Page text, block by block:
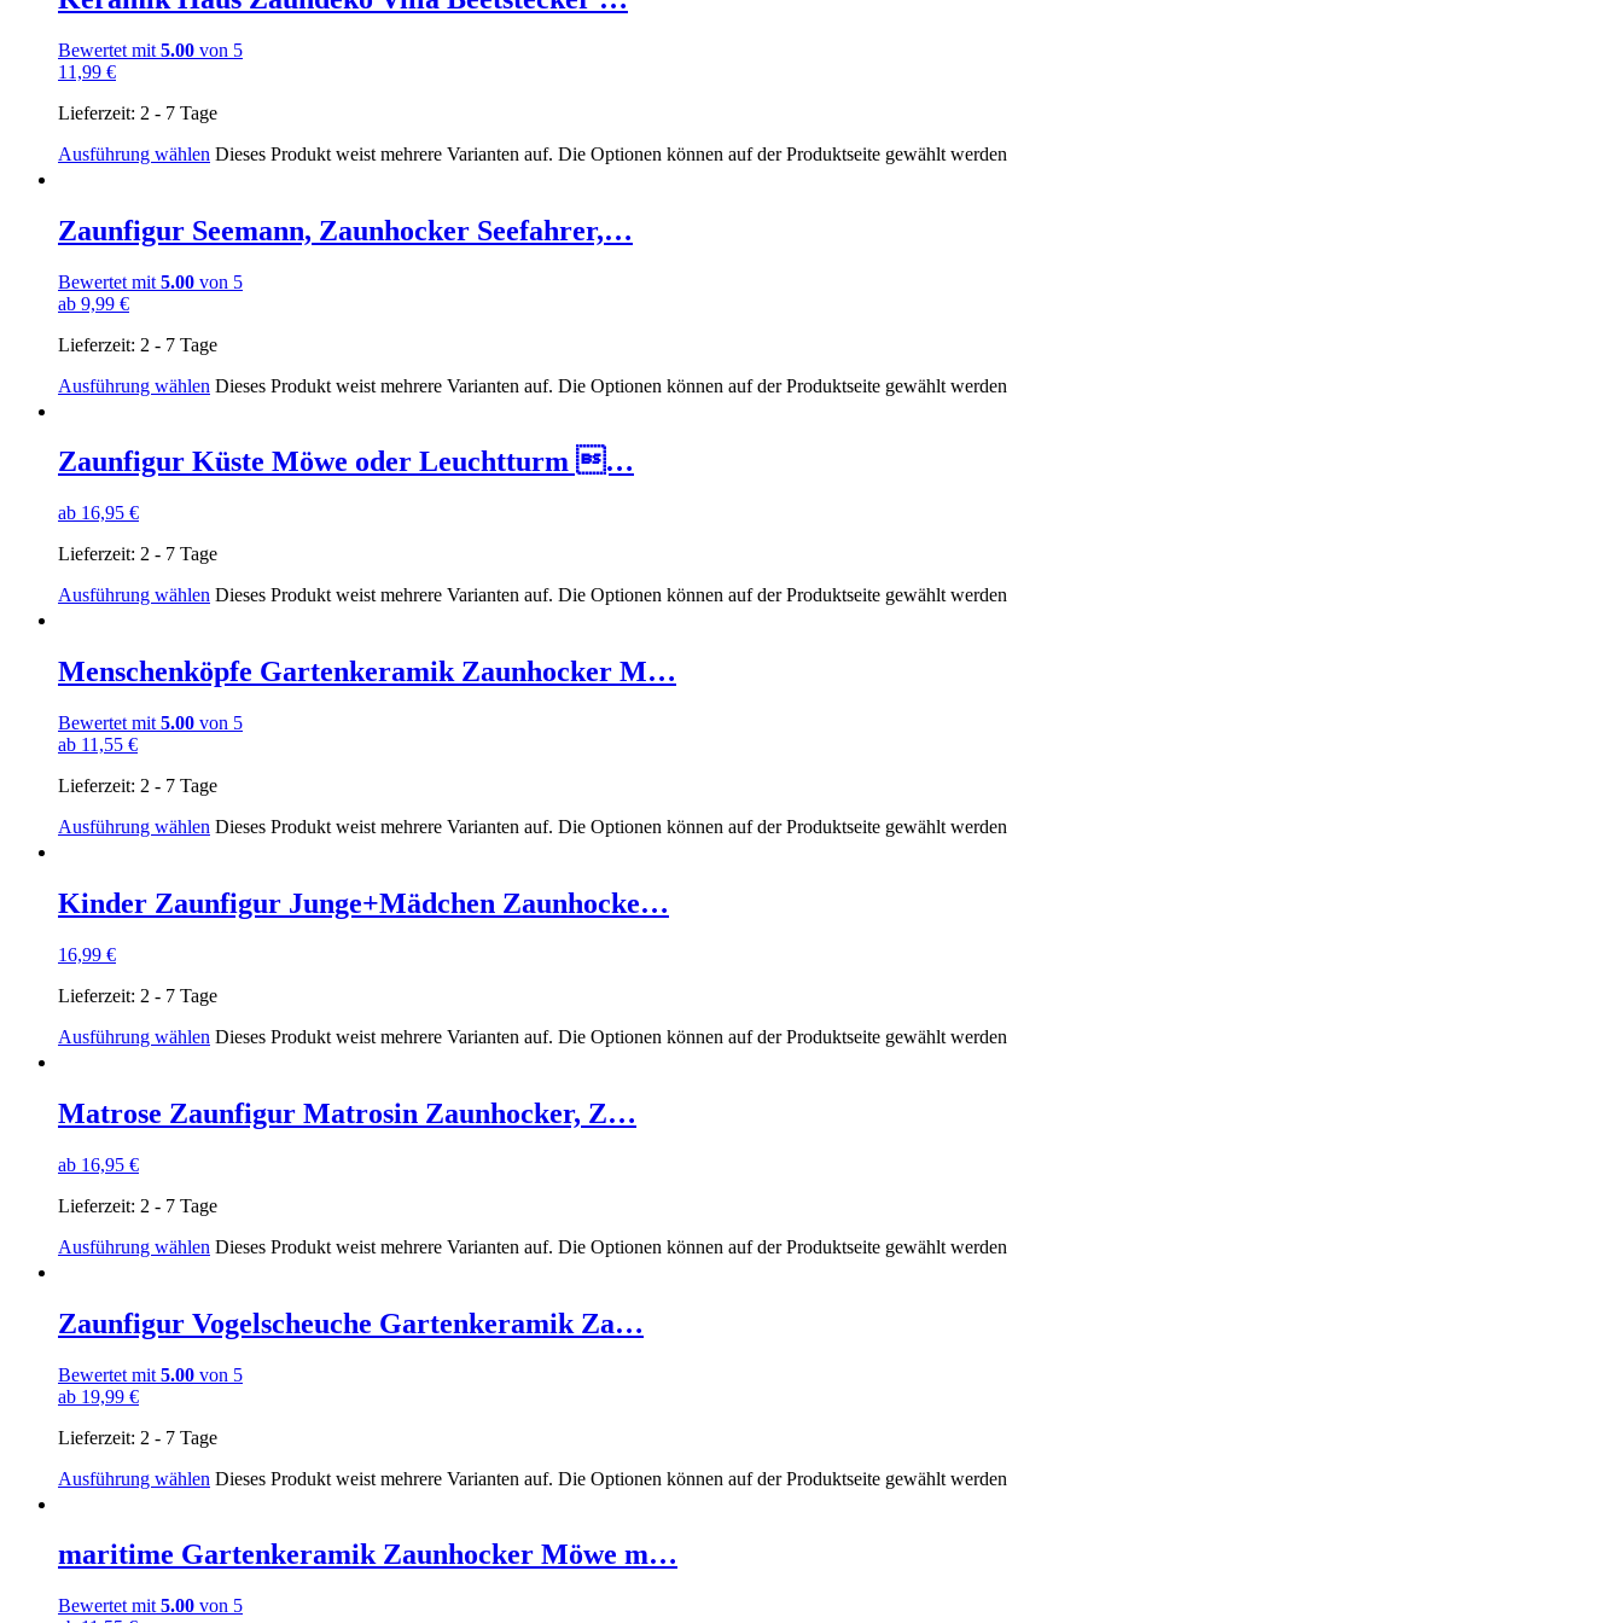
Bewertet mit 5.00 von 5
11,99 €
Lieferzeit: 2 - 7 Tage
Ausführung wählen Dieses Produkt weist mehrere Varianten auf. Die Optionen können auf der Produktseite gewählt werden
Zaunfigur Seemann, Zaunhocker Seefahrer,…
Bewertet mit 5.00 von 5
ab 9,99 €
Lieferzeit: 2 - 7 Tage
Ausführung wählen Dieses Produkt weist mehrere Varianten auf. Die Optionen können auf der Produktseite gewählt werden
Zaunfigur Küste Möwe oder Leuchtturm …
ab 16,95 €
Lieferzeit: 2 - 7 Tage
Ausführung wählen Dieses Produkt weist mehrere Varianten auf. Die Optionen können auf der Produktseite gewählt werden
Menschenköpfe Gartenkeramik Zaunhocker M…
Bewertet mit 5.00 von 5
ab 11,55 €
Lieferzeit: 2 - 7 Tage
Ausführung wählen Dieses Produkt weist mehrere Varianten auf. Die Optionen können auf der Produktseite gewählt werden
Kinder Zaunfigur Junge+Mädchen Zaunhocke…
16,99 €
Lieferzeit: 2 - 7 Tage
Ausführung wählen Dieses Produkt weist mehrere Varianten auf. Die Optionen können auf der Produktseite gewählt werden
Matrose Zaunfigur Matrosin Zaunhocker, Z…
ab 16,95 €
Lieferzeit: 2 - 7 Tage
Ausführung wählen Dieses Produkt weist mehrere Varianten auf. Die Optionen können auf der Produktseite gewählt werden
Zaunfigur Vogelscheuche Gartenkeramik Za…
Bewertet mit 5.00 von 5
ab 19,99 €
Lieferzeit: 2 - 7 Tage
Ausführung wählen Dieses Produkt weist mehrere Varianten auf. Die Optionen können auf der Produktseite gewählt werden
maritime Gartenkeramik Zaunhocker Möwe m…
Bewertet mit 5.00 von 5